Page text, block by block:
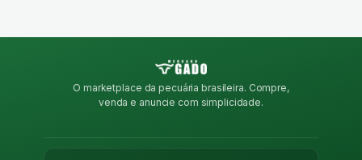
O marketplace da pecuária brasileira. Compre,
venda e anuncie com simplicidade.